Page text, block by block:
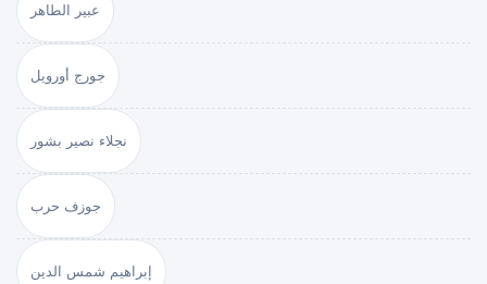
عبير الطاهر
جورج أورويل
نجلاء نصير بشور
جوزف حرب
إبراهيم شمس الدين